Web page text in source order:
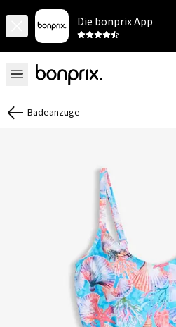
Die bonprix App
Badeanzüge